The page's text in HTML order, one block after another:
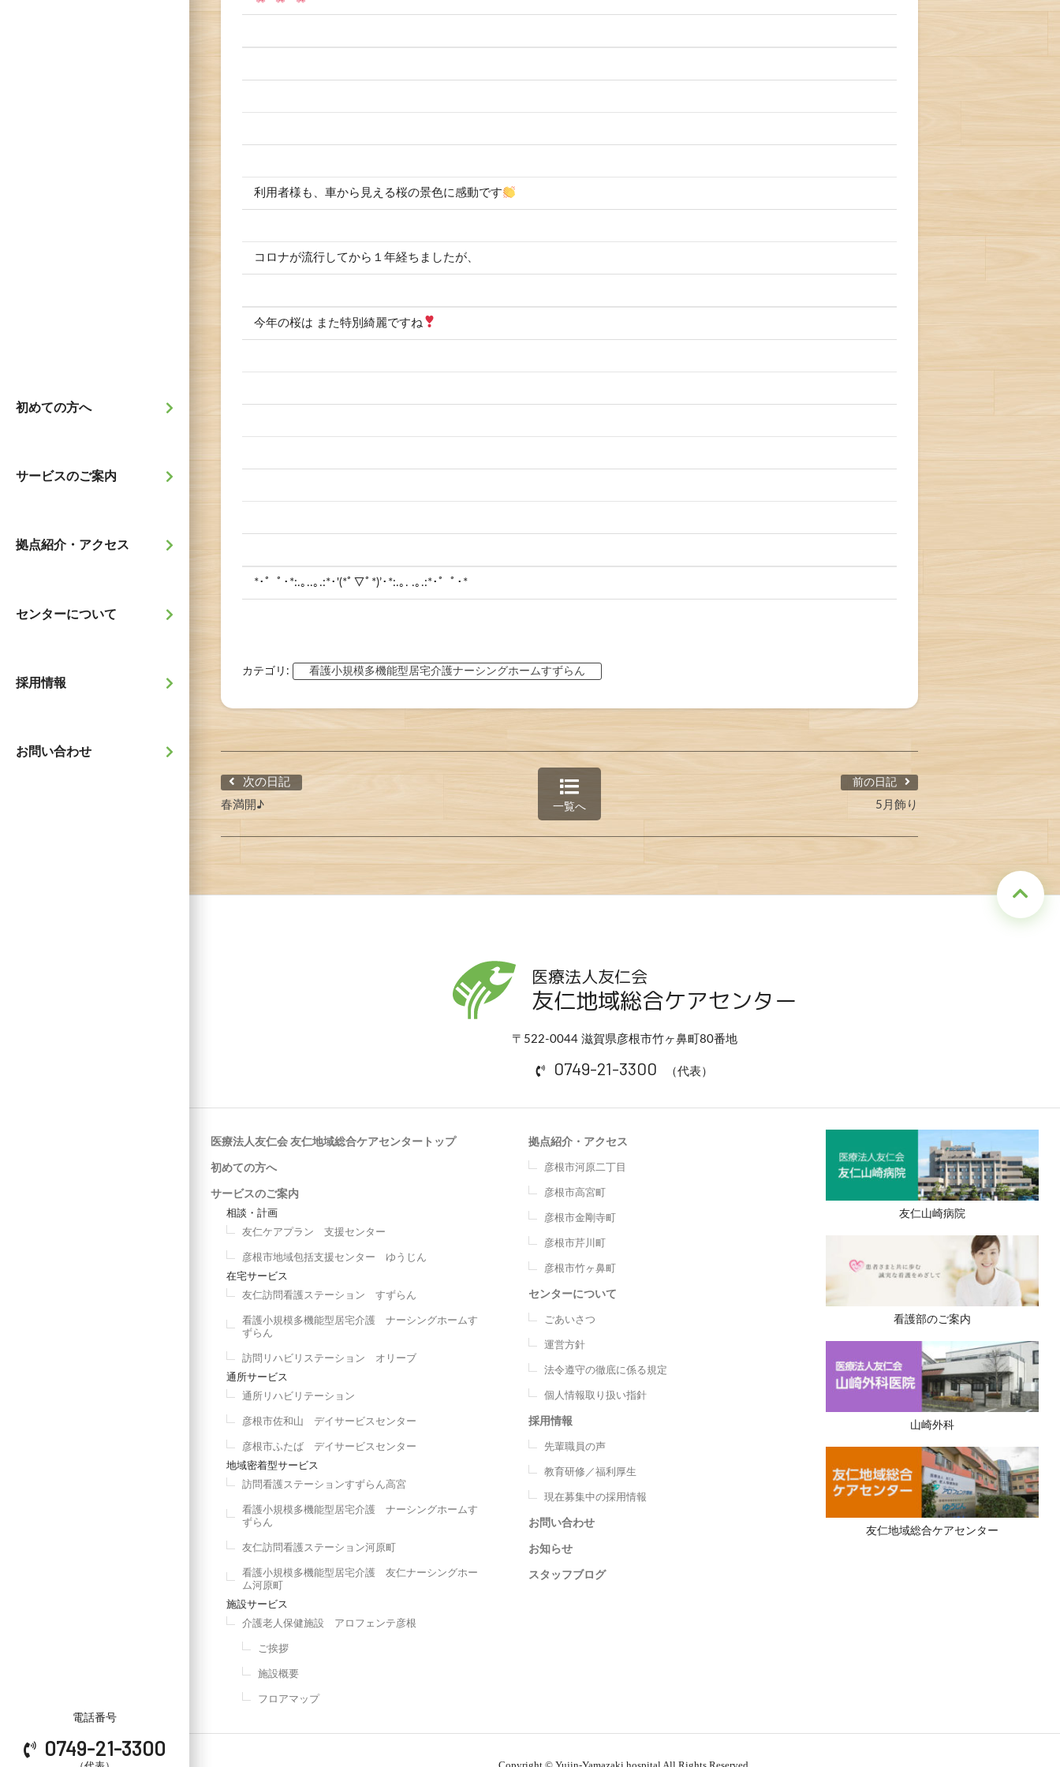
初めての方へ
サービスのご案内
拠点紹介・アクセス
センターについて
採用情報
お問い合わせ
電話番号
0749-21-3300
利用者様も、車から見える桜の景色に感動です
コロナが流行してから１年経ちましたが、
今年の桜は また特別綺麗ですね
*･゜ﾟ･*:.｡..｡.:*･'(*ﾟ▽ﾟ*)’･*:.｡. .｡.:*･゜ﾟ･*
カテゴリ: 看護小規模多機能型居宅介護ナーシングホームすずらん
一覧へ
次の日記
春満開♪
前の日記
5月飾り
医療法人友仁会
友仁地域総合ケアセンター
〒522-0044 滋賀県彦根市竹ヶ鼻町80番地
0749-21-3300 （代表）
医療法人友仁会 友仁地域総合ケアセンタートップ
初めての方へ
サービスのご案内
相談・計画
友仁ケアプラン 支援センター
彦根市地域包括支援センター ゆうじん
在宅サービス
友仁訪問看護ステーション すずらん
看護小規模多機能型居宅介護 ナーシングホームす
ずらん
訪問リハビリステーション オリーブ
通所サービス
通所リハビリテーション
彦根市佐和山 デイサービスセンター
彦根市ふたば デイサービスセンター
地域密着型サービス
訪問看護ステーションすずらん高宮
看護小規模多機能型居宅介護 ナーシングホームす
ずらん
友仁訪問看護ステーション河原町
看護小規模多機能型居宅介護 友仁ナーシングホー
ム河原町
施設サービス
介護老人保健施設 アロフェンテ彦根
ご挨拶
施設概要
フロアマップ
拠点紹介・アクセス
彦根市河原二丁目
彦根市高宮町
彦根市金剛寺町
彦根市芹川町
彦根市竹ヶ鼻町
センターについて
ごあいさつ
運営方針
法令遵守の徹底に係る規定
個人情報取り扱い指針
採用情報
先輩職員の声
教育研修／福利厚生
現在募集中の採用情報
お問い合わせ
お知らせ
スタッフブログ
友仁山崎病院
看護部のご案内
山崎外科
友仁地域総合ケアセンター